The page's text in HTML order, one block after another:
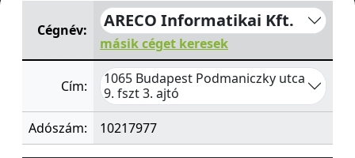
ARECO Informatikai Kft.Podmaniczky utca 9. fszt 3. ajtó
Cégnév:
ARECO Informatikai Kft.
másik céget keresek
Cím:
1065 Budapest Podmaniczky utca
9. fszt 3. ajtó
Adószám:
10217977